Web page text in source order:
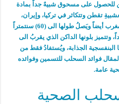
للحصول على مسحوق شبيهٌ جداً بمادة
تقطن وتتكاثر في تركيا، وإيران،
وقبرص، واليونان، وأفغانستان، والمغرب أيضاً ويَصلُ طولها الى (60) سنتمتراً
وتتميز بلونها الداكن الذي يقربُ الى
البنفسجية الجذابة، ويُستفادُ فقط من
فوائد السحلب للتسمين وفوائده
عامة.
الصحية